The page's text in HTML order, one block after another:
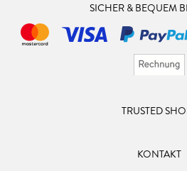
SICHER & BEQUEM
TRUSTED
KONTAKT